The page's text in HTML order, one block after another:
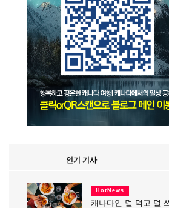
인기 기사
HotNews
캐나다인 덜 먹고 덜